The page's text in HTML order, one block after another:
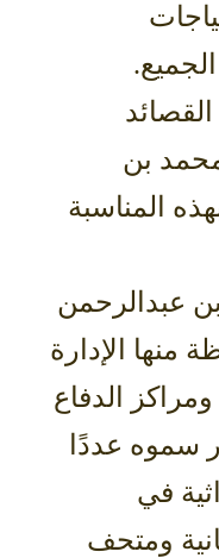
محمد بن
المناسبة
عبدالرحمن
منها الإدارة
ومراكز الدفاع
سموه عددًا
في
ومتحف